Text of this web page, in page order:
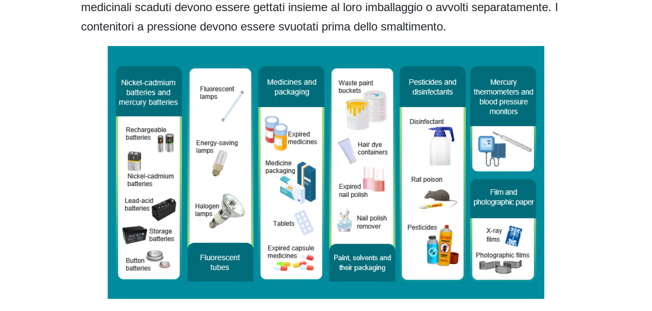
medicinali scaduti devono essere gettati insieme al loro imballaggio o avvolti separatamente. I
contenitori a pressione devono essere svuotati prima dello smaltimento.